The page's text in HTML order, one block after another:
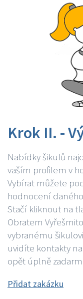
Krok II. -
Nabídky šikulů
vaším profilem v
Vybírat můžete
hodnocení
Stačí kliknout na
Obratem
vybranému
uvidíte kontakty
opět úplně
Přidat zakázku